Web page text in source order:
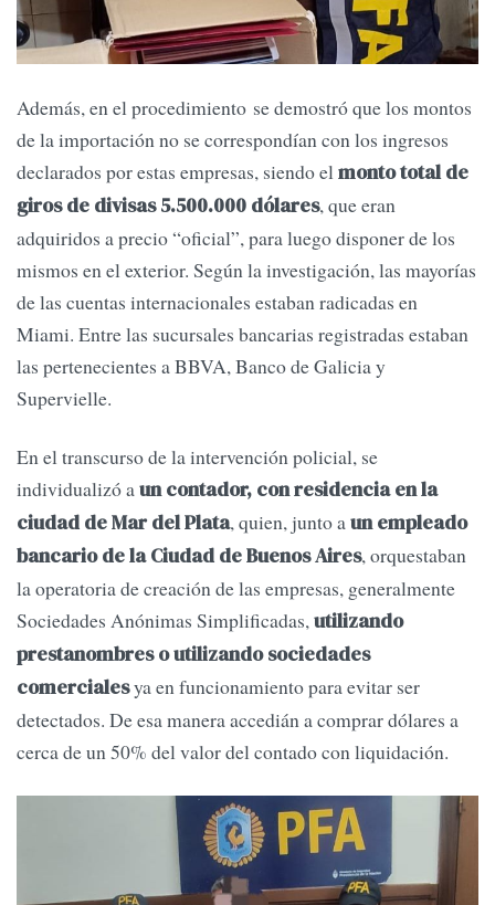
Además, en el procedimiento se demostró que los montos
de la importación no se correspondían con los ingresos
declarados por estas empresas, siendo elmonto total de
giros de divisas 5.500.000 dólares, que eran
adquiridos a precio “oficial”, para luego disponer de los
mismos en el exterior. Según la investigación, las mayorías
de las cuentas internacionales estaban radicadas en
Miami. Entre las sucursales bancarias registradas estaban
las pertenecientes a BBVA, Banco de Galicia y
Supervielle.
En el transcurso de la intervención policial, se
individualizó aun contador, con residencia en la
ciudad de Mar del Plata, quien, junto aun empleado
bancario de la Ciudad de Buenos Aires, orquestaban
la operatoria de creación de las empresas, generalmente
Sociedades Anónimas Simplificadas,utilizando
prestanombres o utilizando sociedades
comercialesya en funcionamiento para evitar ser
detectados. De esa manera accedián a comprar dólares a
cerca de un 50% del valor del contado con liquidación.